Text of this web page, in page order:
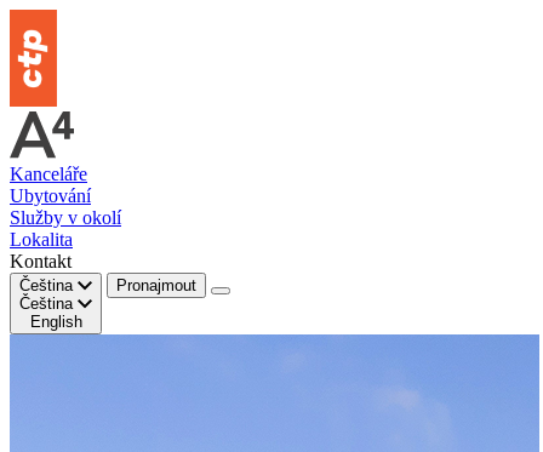
Kanceláře
Ubytování
Služby v okolí
Lokalita
Kontakt
Čeština
Čeština
English
Pronajmout